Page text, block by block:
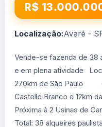
R$
Localização:Avaré -
Vende-se fazenda de 38
e em plena atividade
270km de São Paulo -
Castello Branco e
Próxima à 2 Usinas de
Total: 38 alqueires